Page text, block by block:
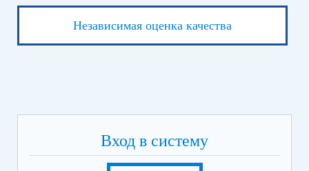
Независимая оценка качества
Вход в систему